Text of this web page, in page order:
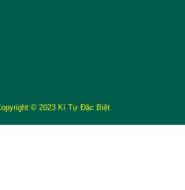
© 2023 Kí Tự Đặc Biệt